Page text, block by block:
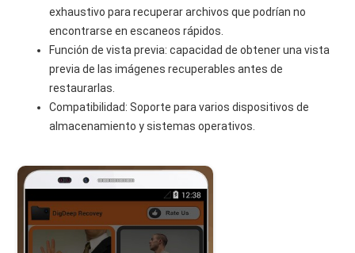
exhaustivo para recuperar archivos que podrían no
encontrarse en escaneos rápidos.
Función de vista previa: capacidad de obtener una vista
previa de las imágenes recuperables antes de
restaurarlas.
Compatibilidad: Soporte para varios dispositivos de
almacenamiento y sistemas operativos.